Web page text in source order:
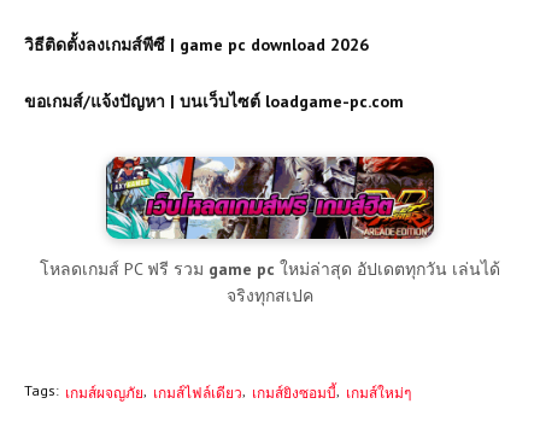
วิธีติดตั้งลงเกมส์พีซี | game pc download 2026
ขอเกมส์/แจ้งปัญหา | บนเว็บไซต์ loadgame-pc.com
โหลดเกมส์ PC ฟรี รวม game pc ใหม่ล่าสุด อัปเดตทุกวัน เล่นได้
จริงทุกสเปค
Tags: เกมส์ผจญภัย เกมส์ไฟล์เดียว เกมส์ยิงซอมบี้ เกมส์ใหม่ๆ